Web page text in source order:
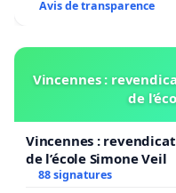
Avis de transparence
Vincennes :
de
Vincennes :
de l’école Simone Veil
88 signatures